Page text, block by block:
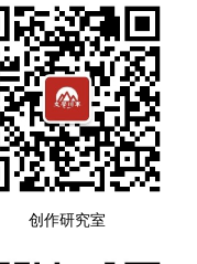
创作研究室